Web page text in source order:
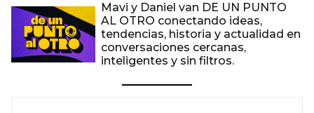
Mavi y Daniel van DE UN PUNTO
AL OTRO conectando ideas,
tendencias, historia y actualidad en
conversaciones cercanas,
inteligentes y sin filtros.